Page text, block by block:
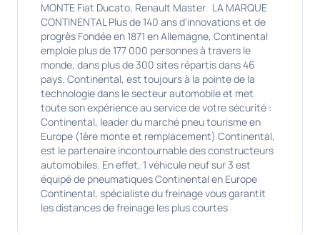
MONTE Fiat Ducato, Renault Master LA MARQUE
CONTINENTAL Plus de 140 ans d'innovations et de
progrès Fondée en 1871 en Allemagne, Continental
emploie plus de 177 000 personnes à travers le
monde, dans plus de 300 sites répartis dans 46
pays. Continental, est toujours à la pointe de la
technologie dans le secteur automobile et met
toute son expérience au service de votre sécurité :
Continental, leader du marché pneu tourisme en
Europe (1ère monte et remplacement) Continental,
est le partenaire incontournable des constructeurs
automobiles. En effet, 1 véhicule neuf sur 3 est
équipé de pneumatiques Continental en Europe
Continental, spécialiste du freinage vous garantit
les distances de freinage les plus courtes